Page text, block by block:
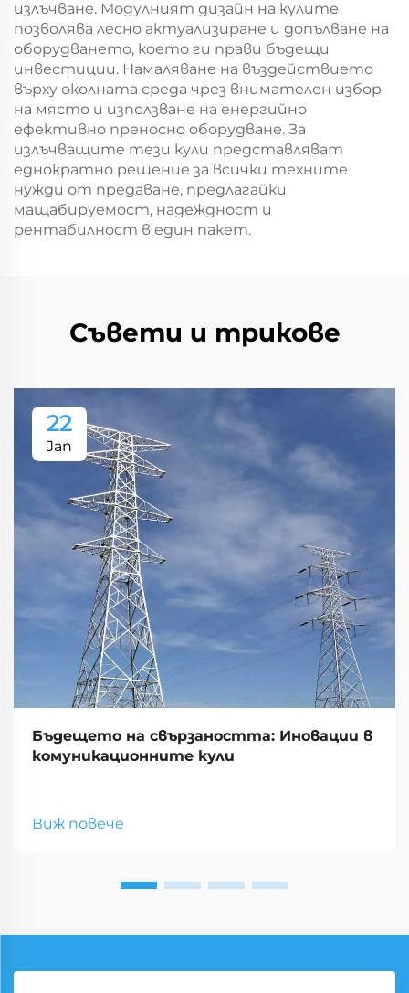
излъчване. Модулният дизайн на кулите
позволява лесно актуализиране и допълване на
оборудването, което ги прави бъдещи
инвестиции. Намаляване на въздействието
върху околната среда чрез внимателен избор
на място и използване на енергийно
ефективно преносно оборудване. За
излъчващите тези кули представляват
еднократно решение за всички техните
нужди от предаване, предлагайки
мащабируемост, надеждност и
рентабилност в един пакет.
Съвети и трикове
22
Jan
Бъдещето на свързаността: Иновации в
комуникационните кули
Виж повече